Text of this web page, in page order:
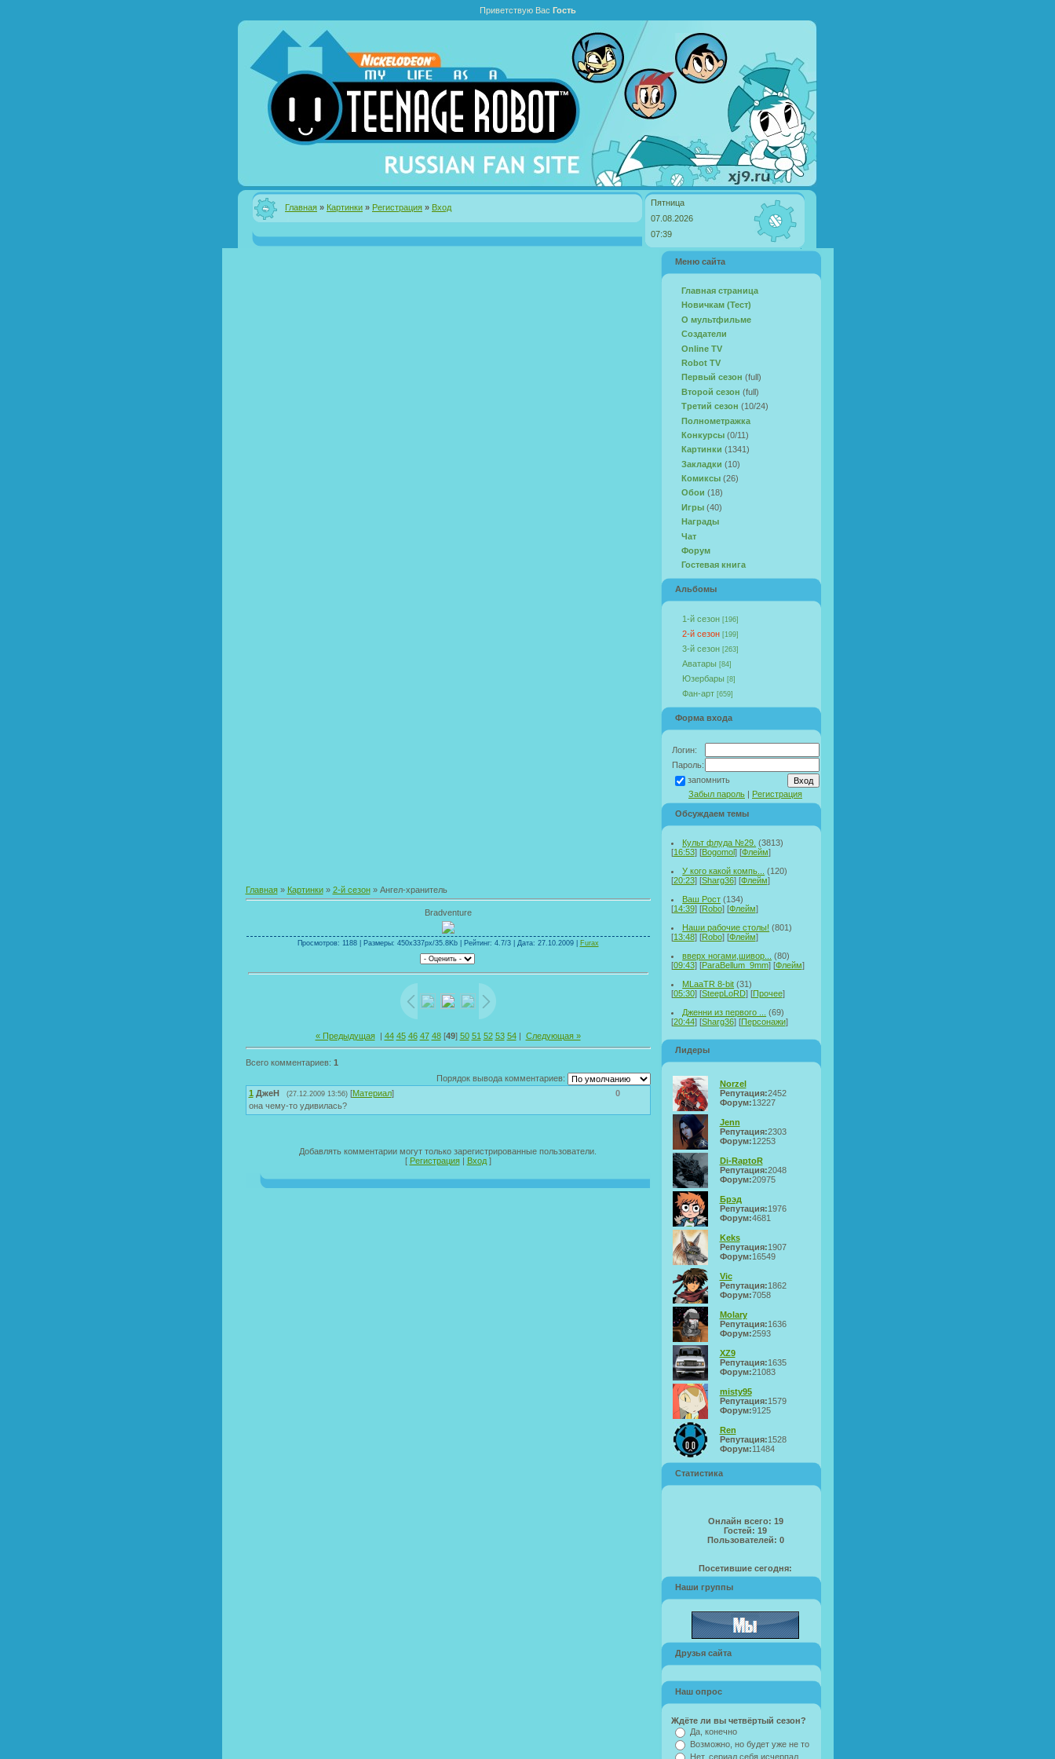
Приветствую Вас Гость
Главная » Картинки » Регистрация » Вход
Пятница
07.08.2026
07:39
Главная» Картинки» 2-й сезон» Ангел-хранитель
Bradventure
Просмотров: 1188 | Размеры: 450x337px/35.8Kb | Рейтинг: 4.7/3 | Дата: 27.10.2009 | Furax
« Предыдущая| 44 45 46 47 48[49] 50 51 52 53 54| Следующая »
Всего комментариев: 1
Порядок вывода комментариев:
0
1 ДжеН (27.12.2009 13:56)[Материал]
она чему-то удивилась?
Добавлять комментарии могут только зарегистрированные пользователи.
[ Регистрация| Вход]
Меню сайта
Главная страница
Новичкам (Тест)
О мультфильме
Создатели
Online TV
Robot TV
Первый сезон (full)
Второй сезон (full)
Третий сезон (10/24)
Полнометражка
Конкурсы (0/11)
Картинки (1341)
Закладки (10)
Комиксы (26)
Обои (18)
Игры (40)
Награды
Чат
Форум
Гостевая книга
Альбомы
1-й сезон [196]
2-й сезон [199]
3-й сезон [263]
Аватары [84]
Юзербары [8]
Фан-арт [659]
Форма входа
Логин:
Пароль:
запомнить
Забыл пароль | Регистрация
Обсуждаем темы
Культ флуда №29. (3813)
[16:53] [Bogomol] [Флейм]
У кого какой компь...
(120)
[20:23] [Sharg36] [Флейм]
Ваш Рост (134)
[14:39] [Robo] [Флейм]
Наши рабочие столы! (801)
[13:48] [Robo] [Флейм]
вверх ногами,шивор...
(80)
[09:43] [ParaBellum_9mm] [Флейм]
MLaaTR 8-bit (31)
[05:30] [SteepLoRD] [Прочее]
Дженни из первого ...
(69)
[20:44] [Sharg36] [Персонажи]
Лидеры
Norzel
Репутация:2452
Форум:13227
Jenn
Репутация:2303
Форум:12253
Di-RaptoR
Репутация:2048
Форум:20975
Брэд
Репутация:1976
Форум:4681
Keks
Репутация:1907
Форум:16549
Vic
Репутация:1862
Форум:7058
Molary
Репутация:1636
Форум:2593
XZ9
Репутация:1635
Форум:21083
misty95
Репутация:1579
Форум:9125
Ren
Репутация:1528
Форум:11484
Статистика
Онлайн всего: 19
Гостей: 19
Пользователей: 0
Посетившие сегодня:
Наши группы
Друзья сайта
Наш опрос
Ждёте ли вы четвёртый сезон?
Да, конечно
Возможно, но будет уже не то
Нет, сериал себя исчерпал